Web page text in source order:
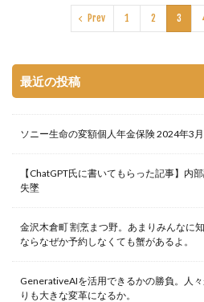
Prev 1 2 3
最近の投稿
ソニー生命の変額個人年金保険 2024年3
【ChatGPT氏に書いてもらった記事】内
失墜
金沢木倉町 割烹まつ野。あまりみんなに
ならなぜか予約しなくても蟹があるよ。
GenerativeAIを活用できるかの勝負。人
りも大きな変革になるか。